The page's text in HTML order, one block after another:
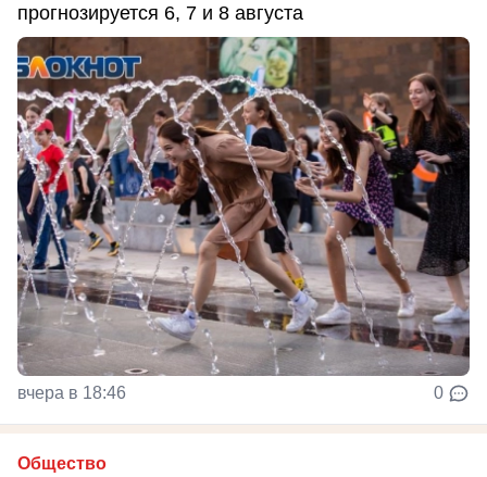
прогнозируется 6, 7 и 8 августа
вчера в 18:46 0
Общество